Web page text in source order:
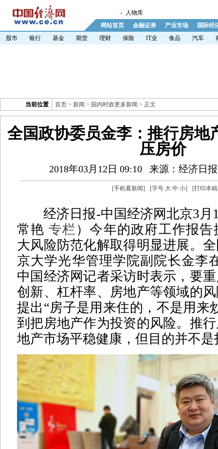
人物库
网站首页
金融证券 产业市场
国际经
股市
银行 基金 期货 理财 保险 IT业 食品 汽车
当前位置 首页 > 新闻 > 国内时政更多新闻 > 正文
全国政协委员金李：推行房地
压房价
2018年03月12日 09:10 来源：经济日
[手机看新闻] [字号 大 中 小] [打印本稿
经济日报-中国经济网北京3月
常艳 专栏 ）今年的政府工作报
大风险防范化解取得明显进展。
京大学光华管理学院副院长金李
中国经济网记者采访时表示，要
创新、杠杆率、房地产等领域的
提出“房子是用来住的，不是用来
到把房地产作为投资的风险。推
地产市场平稳健康，但目的并不